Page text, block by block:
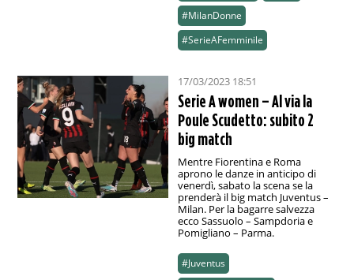
#MilanDonne
#SerieAFemminile
17/03/2023 18:51
Serie A women – Al via la
Poule Scudetto: subito 2
big match
Mentre Fiorentina e Roma
aprono le danze in anticipo di
venerdì, sabato la scena se la
prenderà il big match Juventus –
Milan. Per la bagarre salvezza
ecco Sassuolo – Sampdoria e
Pomigliano – Parma.
#Juventus